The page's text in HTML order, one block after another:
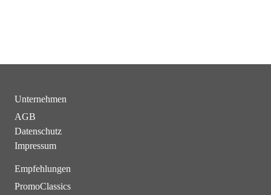
Unternehmen
AGB
Datenschutz
Impressum
Empfehlungen
PromoClassics